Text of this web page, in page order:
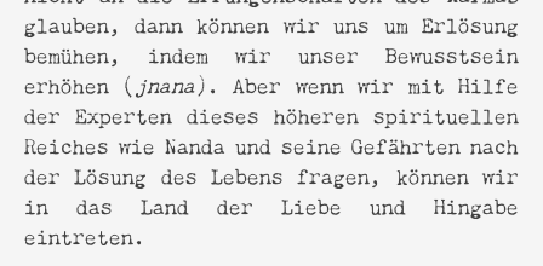
glauben, dann können wir uns um Erlösung
bemühen, indem wir unser Bewusstsein
erhöhen ( jnana). Aber wenn wir mit Hilfe
der Experten dieses höheren spirituellen
Reiches wie Nanda und seine Gefährten nach
der Lösung des Lebens fragen, können wir
in das Land der Liebe und Hingabe
eintreten.